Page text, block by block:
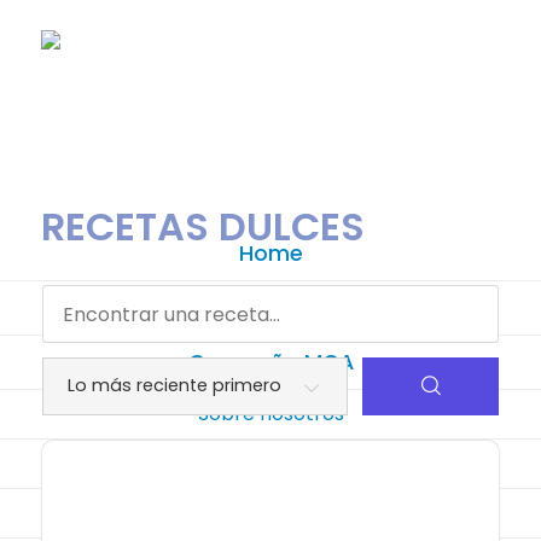
Home
Arándanos Argentinos
Campaña MCA
Sobre nosotros
RECETAS DULCES